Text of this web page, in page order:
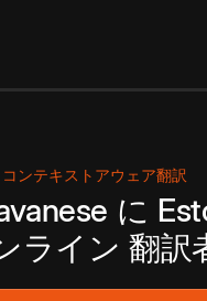
コンテキストアウェア翻訳
に
ライン 翻訳